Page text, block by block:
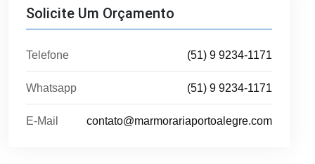
Solicite Um Orçamento
Telefone (51) 9 9234-1171
Whatsapp (51) 9 9234-1171
E-Mail contato@marmorariaportoalegre.com